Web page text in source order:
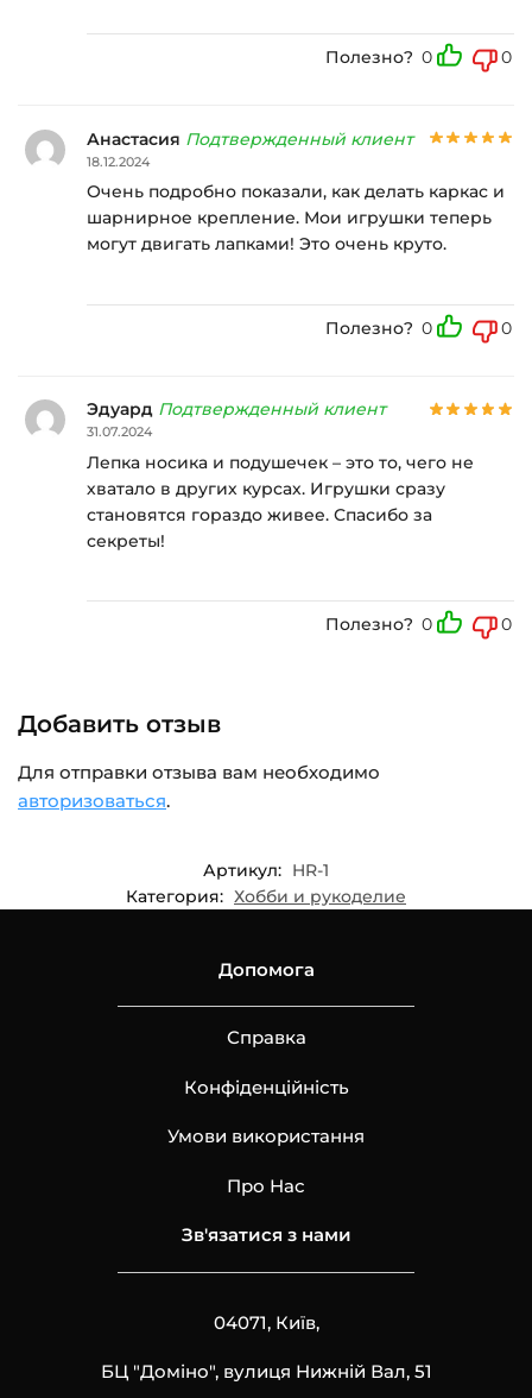
Полезно? 0 0
Анастасия Подтвержденный клиент
18.12.2024
Очень подробно показали, как делать каркас и
шарнирное крепление. Мои игрушки теперь
могут двигать лапками! Это очень круто.
Полезно? 0 0
Эдуард Подтвержденный клиент
31.07.2024
Лепка носика и подушечек – это то, чего не
хватало в других курсах. Игрушки сразу
становятся гораздо живее. Спасибо за
секреты!
Полезно? 0 0
Добавить отзыв
Для отправки отзыва вам необходимо
авторизоваться.
Артикул: HR-1
Категория: Хобби и рукоделие
Допомога
Справка
Конфіденційність
Умови використання
Про Нас
Зв'язатися з нами
04071, Київ,
БЦ "Доміно", вулиця Нижній Вал, 51